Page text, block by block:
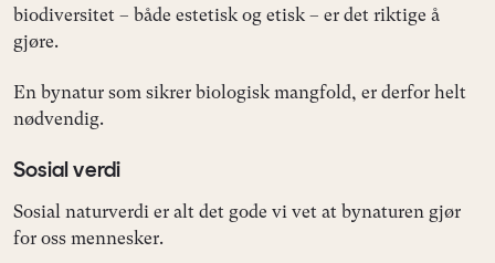
biodiversitet – både estetisk og etisk – er det riktige å
gjøre.
En bynatur som sikrer biologisk mangfold, er derfor helt
nødvendig.
Sosial verdi
Sosial naturverdi er alt det gode vi vet at bynaturen gjør
for oss mennesker.